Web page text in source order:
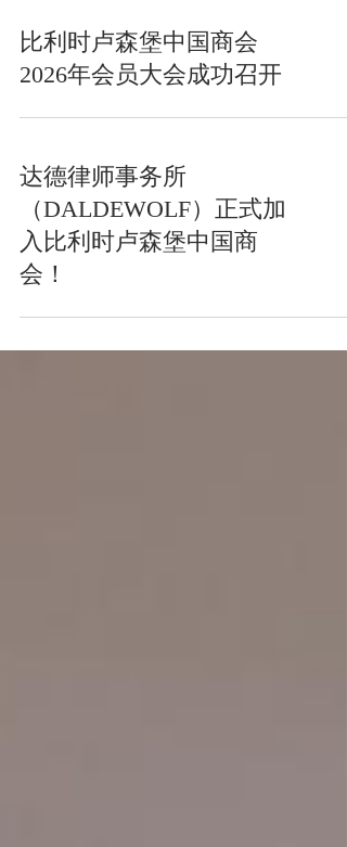
比利时卢森堡中国商会
达德律师事务所
（DALDEWOLF）正式加
入比利时卢森堡中国商
会！